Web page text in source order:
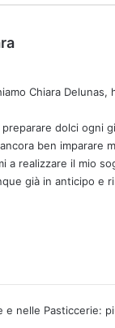
e
t
o
:
Chiara
dolci ogni
ben imparare
a realizzare il mio
già in anticipo e
e nelle Pasticcerie: